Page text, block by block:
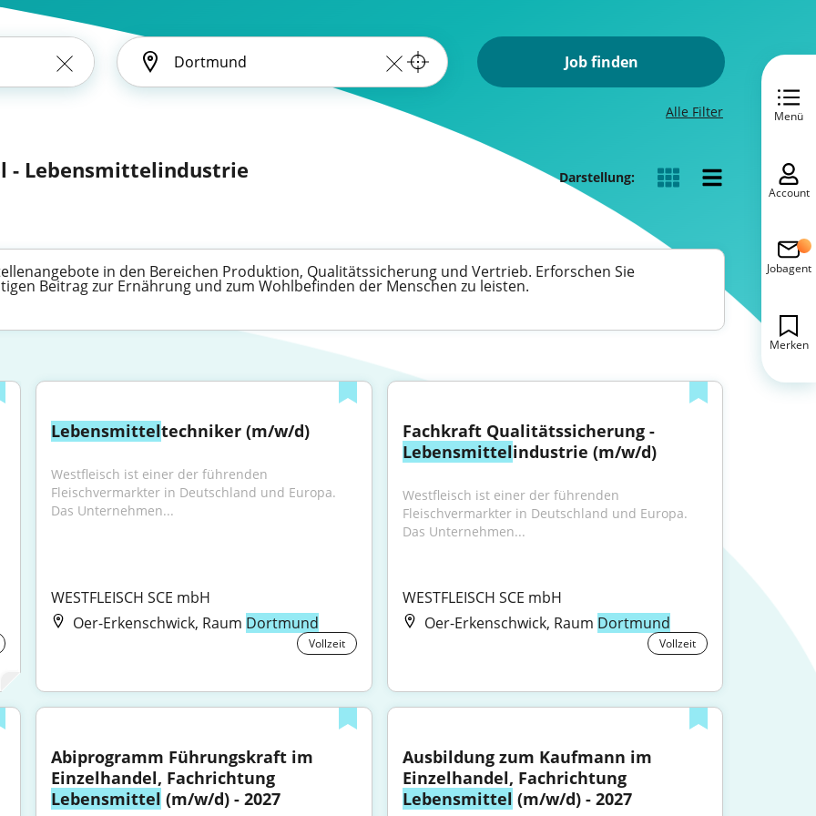
Job finden
Alle Filter
- Lebensmittelindustrie Darstellung:
in den Bereichen Produktion, Qualitätssicherung und Vertrieb. Erforschen Sie
Beitrag zur Ernährung und zum Wohlbefinden der Menschen zu leisten.
Lebensmitteltechniker (m/w/d)
Westfleisch ist einer der führenden
Fleischvermarkter in Deutschland und Europa.
Das Unternehmen...
WESTFLEISCH SCE mbH
Oer-Erkenschwick, Raum Dortmund
Vollzeit
Fachkraft Qualitätssicherung -
Lebensmittelindustrie (m/w/d)
Westfleisch ist einer der führenden
Fleischvermarkter in Deutschland und Europa.
Das Unternehmen...
WESTFLEISCH SCE mbH
Oer-Erkenschwick, Raum Dortmund
Vollzeit
Abiprogramm Führungskraft im
Lebensmittel (m/w/d) - 2027
Ausbildung zum Kaufmann im
Einzelhandel, Fachrichtung
Lebensmittel (m/w/d) - 2027
Menü
Account
Jobagent
Merken